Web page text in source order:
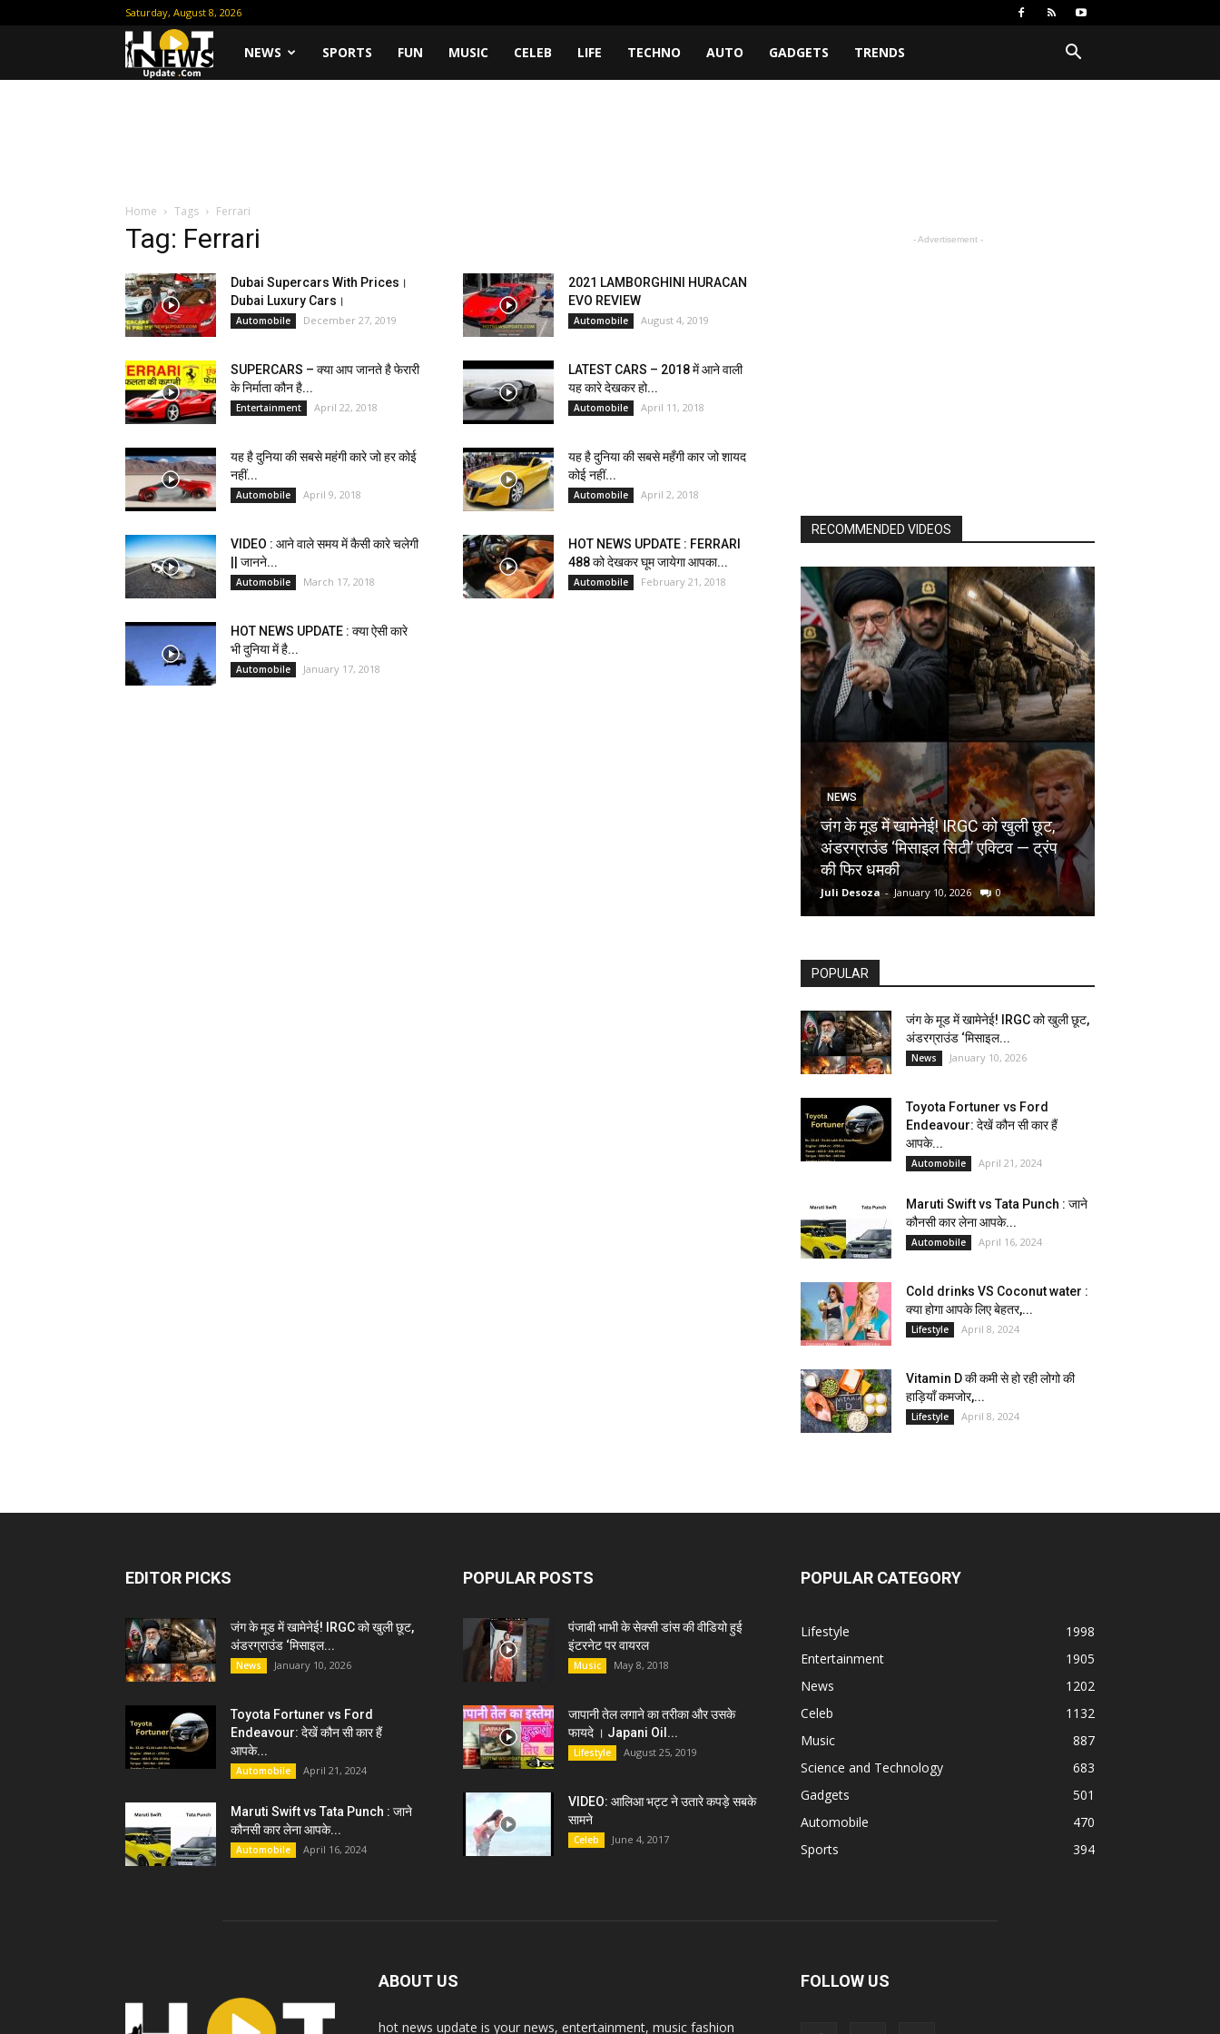
Saturday, August 8, 2026
HotNEWS SPORTS FUN MUSIC CELEB LIFE TECHNO AUTO GADGETS TRENDS
Home Tags Ferrari
Tag: Ferrari
Dubai Supercars With Prices।
Dubai Luxury Cars।
Automobile December 27, 2019
2021 LAMBORGHINI HURACAN
EVO REVIEW
Automobile August 4, 2019
SUPERCARS – क्या आप जानते है फेरारी
के निर्माता कौन है...
Entertainment April 22, 2018
LATEST CARS – 2018 में आने वाली
यह कारे देखकर हो...
Automobile April 11, 2018
यह है दुनिया की सबसे महंगी कारे जो हर कोई
नहीं...
Automobile April 9, 2018
यह है दुनिया की सबसे महँगी कार जो शायद
कोई नहीं...
Automobile April 2, 2018
VIDEO : आने वाले समय में कैसी कारे चलेगी
|| जानने...
Automobile March 17, 2018
HOT NEWS UPDATE : FERRARI
488 को देखकर घूम जायेगा आपका...
Automobile February 21, 2018
HOT NEWS UPDATE : क्या ऐसी कारे
भी दुनिया में है...
Automobile January 17, 2018
- Advertisement -
RECOMMENDED VIDEOS
NEWS
जंग के मूड में खामेनेई! IRGC को खुली छूट,
अंडरग्राउंड ‘मिसाइल सिटी’ एक्टिव — ट्रंप
की फिर धमकी
Juli Desoza - January 10, 2026 0
POPULAR
जंग के मूड में खामेनेई! IRGC को खुली छूट,
अंडरग्राउंड ‘मिसाइल...
News January 10, 2026
Toyota Fortuner vs Ford
Endeavour: देखें कौन सी कार हैं
आपके...
Automobile April 21, 2024
Maruti Swift vs Tata Punch : जाने
कौनसी कार लेना आपके...
Automobile April 16, 2024
Cold drinks VS Coconut water :
क्या होगा आपके लिए बेहतर,...
Lifestyle April 8, 2024
Vitamin D की कमी से हो रही लोगो की
हाड़ियाँ कमजोर,...
Lifestyle April 8, 2024
EDITOR PICKS
जंग के मूड में खामेनेई! IRGC को खुली छूट,
अंडरग्राउंड ‘मिसाइल...
News January 10, 2026
Toyota Fortuner vs Ford
Endeavour: देखें कौन सी कार हैं
आपके...
Automobile April 21, 2024
Maruti Swift vs Tata Punch : जाने
कौनसी कार लेना आपके...
Automobile April 16, 2024
POPULAR POSTS
पंजाबी भाभी के सेक्सी डांस की वीडियो हुई
इंटरनेट पर वायरल
Music May 8, 2018
जापानी तेल लगाने का तरीका और उसके
फायदे । Japani Oil...
Lifestyle August 25, 2019
VIDEO: आलिआ भट्ट ने उतारे कपड़े सबके
सामने
Celeb June 4, 2017
POPULAR CATEGORY
Lifestyle
1998
Entertainment
1905
News
1202
Celeb
1132
Music
887
Science and Technology
683
Gadgets
501
Automobile
470
Sports
394
ABOUT US
hot news update is your news, entertainment, music fashion
FOLLOW US